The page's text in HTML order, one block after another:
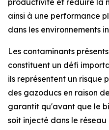
ainsi à une performance
dans les environnements
Les contaminants
constituent un défi
ils représentent un risque
des gazoducs en raison
garantit qu'avant que le
soit injecté dans le